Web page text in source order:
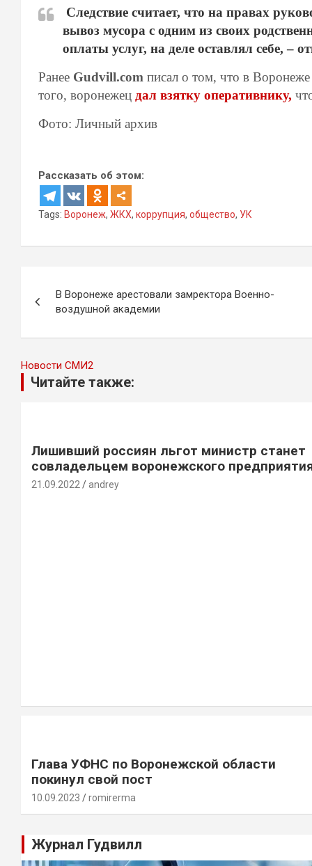
Следствие считает, что на правах
вывоз мусора с одним из своих
оплаты услуг, на деле оставлял себе, –
Ранее Gudvill.com писал о том, что в Воронеже
того, воронежец дал взятку оперативнику,
Фото: Личный архив
Рассказать об этом:
Tags: Воронеж, ЖКХ, коррупция, общество, УК
по
записям
В Воронеже арестовали замректора Военно-
воздушной академии
Новости СМИ2
Читайте также:
Лишивший россиян льгот министр станет
совладельцем воронежского
21.09.2022 andrey
Глава УФНС по Воронежской области
покинул свой пост
10.09.2023 romirerma
Журнал Гудвилл